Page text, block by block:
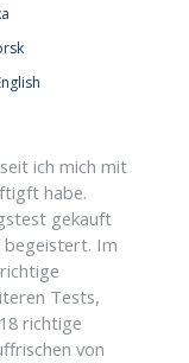
ich mich mit
habe.
gekauft
begeistert. Im
Tests,
richtige
von